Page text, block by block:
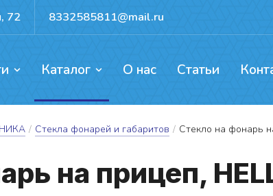
72 8332585811@mail.ru
Каталог О нас Статьи
/ Стекла фонарей и габаритов / Стекло на фонарь
на при­цеп,